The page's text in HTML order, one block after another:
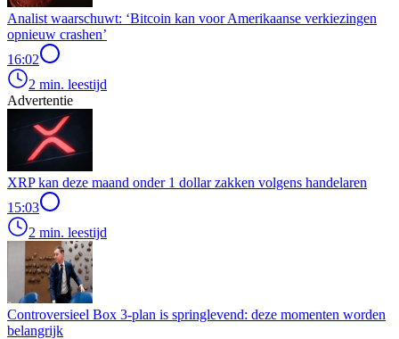
Analist waarschuwt: ‘Bitcoin kan voor Amerikaanse verkiezingen
opnieuw crashen’
16:02
2 min. leestijd
Advertentie
XRP kan deze maand onder 1 dollar zakken volgens handelaren
15:03
2 min. leestijd
Controversieel Box 3-plan is springlevend: deze momenten worden
belangrijk